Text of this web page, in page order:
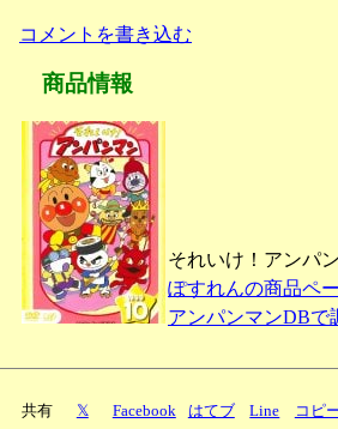
コメントを書き込む
商品情報
それいけ！アンパ
ぽすれんの商品ペ
アンパンマンDBで
共有 𝕏 Facebook はてブ Line コピ